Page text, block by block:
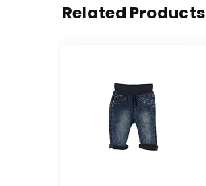
Related Products